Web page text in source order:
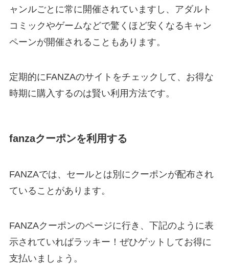
ャンルごとに常に開催されていますし、アダルト
コミックやゲームなどで驚くほど安くなるキャン
ペーンが開催されることもあります。
定期的にFANZAのサイトをチェックして、お得な
時期に購入するのは賢い利用方法です。
fanzaクーポンを利用する
FANZAでは、セールとは別にクーポンが配布され
ていることがあります。
FANZAクーポンのページに行き、下記のように表
示されていればラッキー！ぜひゲットしてお得に
支払いましょう。